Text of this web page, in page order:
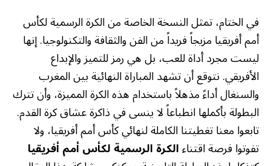
في الختام، تمثل النسخة الخاصة من الكرة الرسمية لكأس
أمم أفريقيا مزيجاً فريداً من الفن والثقافة والتكنولوجيا. إنها
ليست مجرد أداة للعب، بل هي رمز للتميز والإبداع
الأفريقي. نتوقع أن تشهد المباراة النهائية بين المغرب
والسنغال أداءً مذهلاً باستخدام هذه الكرة المميزة، وأن تترك
البطولة بأكملها انطباعاً لا ينسى في ذاكرة عشاق كرة القدم.
تابعوا معنا تغطيتنا الكاملة لنهائي كأس أمم أفريقيا، ولا
تفوتوا فرصة اقتناءالكرة الرسمية لكأس أمم أفريقيا